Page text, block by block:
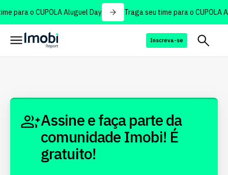
para o CUPOLA Aluguel Day Traga seu time para o CUPOLA
Inscreva-se
Assine e faça parte da
comunidade Imobi! É
gratuito!